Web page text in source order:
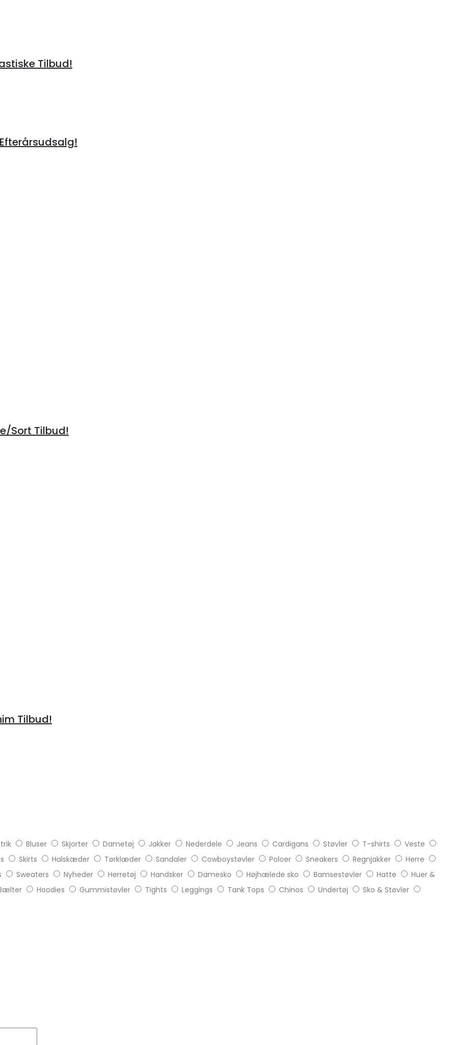
Tilbud!
Sort Tilbud!
Tilbud!
Bluser Skjorter Dametøj Jakker Nederdele Jeans Cardigans Støvler T-shirts
Veste
Skirts Halskæder Tørklæder Sandaler Cowboystøvler Poloer Sneakers Regnjakker
Herre
Sweaters Nyheder Herretøj Handsker Damesko Højhælede sko Bamsestøvler Hatte
Huer &
Hoodies Gummistøvler Tights Leggings Tank Tops Chinos Undertøj
Sko & Støvler